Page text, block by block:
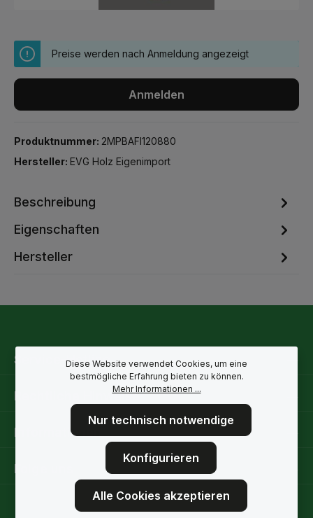
Preise werden nach Anmeldung angezeigt
Anmelden
Produktnummer: 2MPBAFI120880
Hersteller: EVG Holz Eigenimport
Beschreibung
Eigenschaften
Hersteller
Service-Hotline
Rechtliche Hinweise
Informationen
Folge uns
Diese Website verwendet Cookies, um eine
bestmögliche Erfahrung bieten zu können.
Mehr Informationen ...
Nur technisch notwendige
Konfigurieren
Alle Cookies akzeptieren